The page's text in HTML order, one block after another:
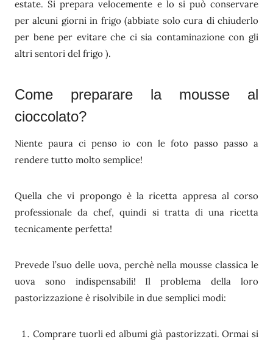
estate. Si prepara velocemente e lo si può conservare
per alcuni giorni in frigo (abbiate solo cura di chiuderlo
per bene per evitare che ci sia contaminazione con gli
altri sentori del frigo ).
Come preparare la mousse al
cioccolato?
Niente paura ci penso io con le foto passo passo a
rendere tutto molto semplice!
Quella che vi propongo è la ricetta appresa al corso
professionale da chef, quindi si tratta di una ricetta
tecnicamente perfetta!
Prevede l’suo delle uova, perchè nella mousse classica le
uova sono indispensabili! Il problema della loro
pastorizzazione è risolvibile in due semplici modi:
Comprare tuorli ed albumi già pastorizzati. Ormai si